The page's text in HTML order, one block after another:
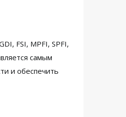
FSI, MPFI, SPFI,
самым
и обеспечить